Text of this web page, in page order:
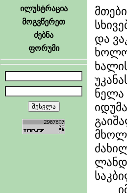
ილუსტრაცია
მოგვწერეთ
ძებნა
ფორუმი
და
ხოლო
ნელა
იმ